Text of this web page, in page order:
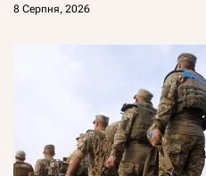
8 Серпня, 2026